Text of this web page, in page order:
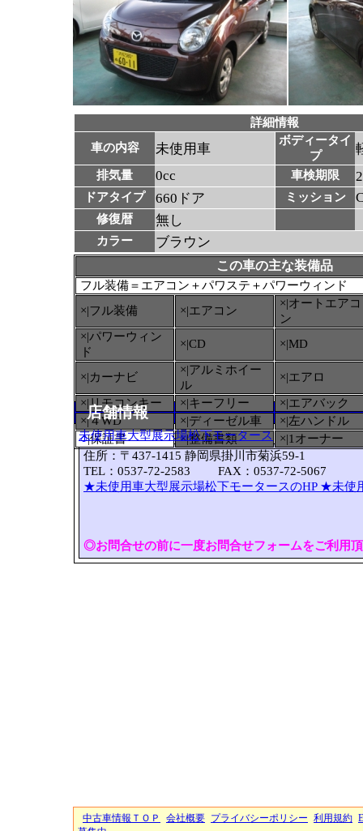
詳細情報
車の内容
未使用車
ボディータイ
プ
排気量 0cc 車検期限
ドアタイプ 660ドア ミッション
修復暦 無し
カラー ブラウン
この車の主な装備品
フル装備＝エアコン＋パワステ＋パワーウィンド
×|フル装備
×|エアコン
×|オートエアコ
ン
×|パワーウィン
ド
×|CD ×|MD
×|カーナビ
×|アルミホイー
ル
×|エアロ
×|リモコンキー
×|キーフリー
×|エアバック
×|４WD
×|ディーゼル車
×|左ハンドル
○|保証書 ×|整備書類 ×|1オーナー
店舗情報
未使用車大型展示場松下モータース
住所：〒437-1415 静岡県掛川市菊浜59-1
TEL：0537-72-2583 FAX：0537-72-5067
★未使用車大型展示場松下モータースのHP ★未使
◎お問合せの前に一度お問合せフォームをご利用
中古車情報ＴＯＰ 会社概要 プライバシーポリシー 利用規約